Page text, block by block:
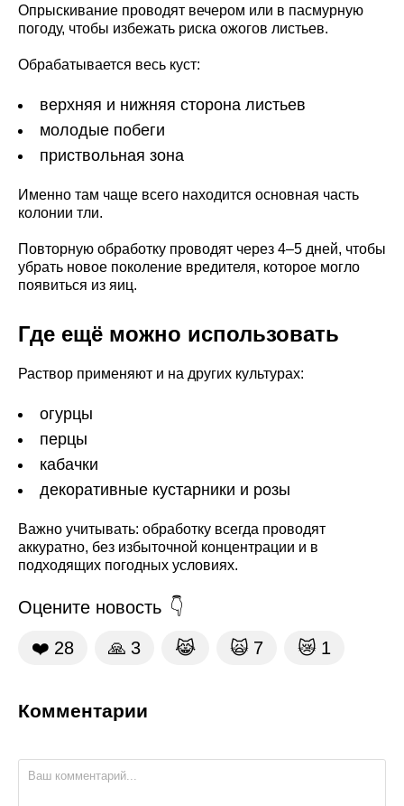
Опрыскивание проводят вечером или в пасмурную
погоду, чтобы избежать риска ожогов листьев.
Обрабатывается весь куст:
верхняя и нижняя сторона листьев
молодые побеги
приствольная зона
Именно там чаще всего находится основная часть
колонии тли.
Повторную обработку проводят через 4–5 дней, чтобы
убрать новое поколение вредителя, которое могло
появиться из яиц.
Где ещё можно использовать
Раствор применяют и на других культурах:
огурцы
перцы
кабачки
декоративные кустарники и розы
Важно учитывать: обработку всегда проводят
аккуратно, без избыточной концентрации и в
подходящих погодных условиях.
Оцените новость
❤️ 28 🙏 3 😹 🙀 7 😿 1
Комментарии